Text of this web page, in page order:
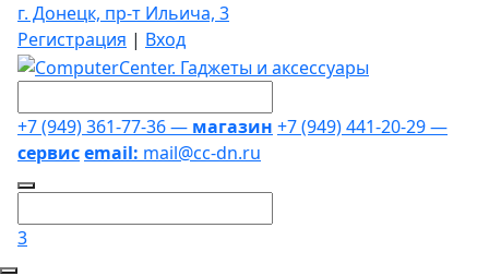
г. Донецк, пр-т Ильича, 3
Регистрация | Вход
+7 (949) 361-77-36 — магазин +7 (949) 441-20-29 —
сервисemail: mail@cc-dn.ru
3